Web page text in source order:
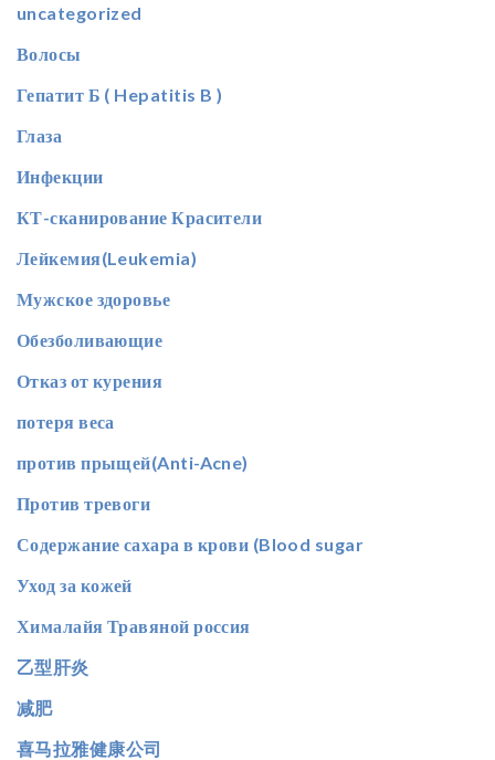
uncategorized
Волосы
Гепатит Б ( Hepatitis B )
Глаза
Инфекции
КТ-сканирование Красители
Лейкемия(Leukemia)
Мужское здоровье
Обезболивающие
Отказ от курения
потеря веса
против прыщей(Anti-Acne)
Против тревоги
Содержание сахара в крови (Blood sugar
Уход за кожей
Хималайя Травяной россия
乙型肝炎
减肥
喜马拉雅健康公司